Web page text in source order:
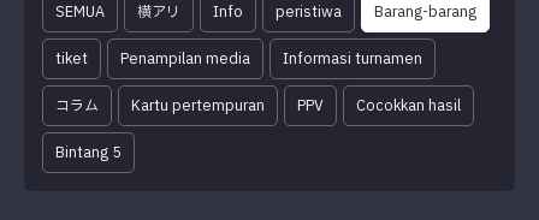
SEMUA 横アリ Info peristiwa Barang-barang
tiket Penampilan media Informasi turnamen
コラム Kartu pertempuran PPV Cocokkan hasil
Bintang 5